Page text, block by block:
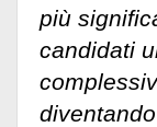
più
candidati